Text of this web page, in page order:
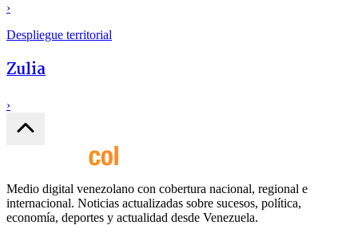
›
Despliegue territorial
Zulia
›
Medio digital venezolano con cobertura nacional, regional e
internacional. Noticias actualizadas sobre sucesos, política,
economía, deportes y actualidad desde Venezuela.